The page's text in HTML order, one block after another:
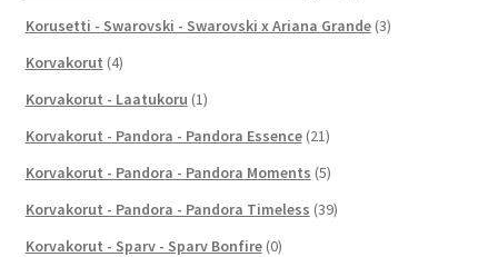
Korusetti - Swarovski - Swarovski x Ariana Grande (3)
Korvakorut (4)
Korvakorut - Laatukoru (1)
Korvakorut - Pandora - Pandora Essence (21)
Korvakorut - Pandora - Pandora Moments (5)
Korvakorut - Pandora - Pandora Timeless (39)
Korvakorut - Sparv - Sparv Bonfire (0)